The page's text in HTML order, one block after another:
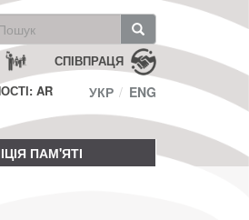
СПІВПРАЦЯ
AR
УКР ENG
ПАМ'ЯТІ